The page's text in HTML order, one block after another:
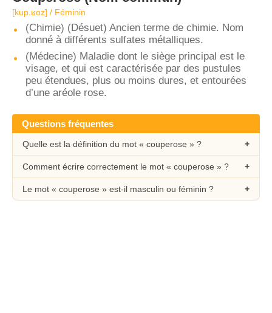
[kup.ʁoz] / Féminin
(Chimie) (Désuet) Ancien terme de chimie. Nom
donné à différents sulfates métalliques.
(Médecine) Maladie dont le siège principal est le
visage, et qui est caractérisée par des pustules
peu étendues, plus ou moins dures, et entourées
d’une aréole rose.
Questions fréquentes
Quelle est la définition du mot « couperose » ?
Comment écrire correctement le mot « couperose » ?
Le mot « couperose » est-il masculin ou féminin ?